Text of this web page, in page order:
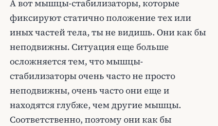
А вот мышцы-стабилизаторы, которые
фиксируют статично положение тех или
иных частей тела, ты не видишь. Они как бы
неподвижны. Ситуация еще больше
осложняется тем, что мышцы-
стабилизаторы очень часто не просто
неподвижны, очень часто они еще и
находятся глубже, чем другие мышцы.
Соответственно, поэтому они как бы